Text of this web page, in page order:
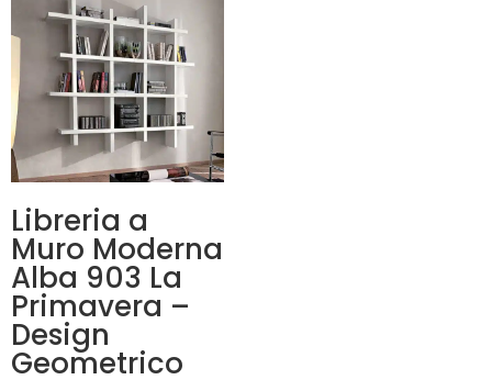
Libreria a
Muro Moderna
Alba 903 La
Primavera –
Design
Geometrico